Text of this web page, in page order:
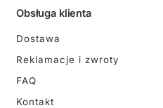
Obsługa klienta
Dostawa
Reklamacje i zwroty
FAQ
Kontakt